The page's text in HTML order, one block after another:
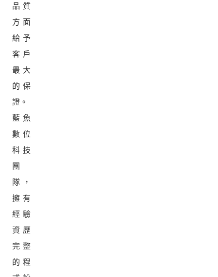
品質
方面
給予
客戶
最大
的保
證。
藍魚
數位
科技
團
隊，
擁有
經驗
資歷
完整
的程